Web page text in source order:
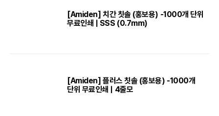
[Amiden] 치간 칫솔 (홍보용) -1000개 단위
무료인쇄 | SSS (0.7mm)
[Amiden] 플러스 칫솔 (홍보용) -1000개
단위 무료인쇄 | 4줄모